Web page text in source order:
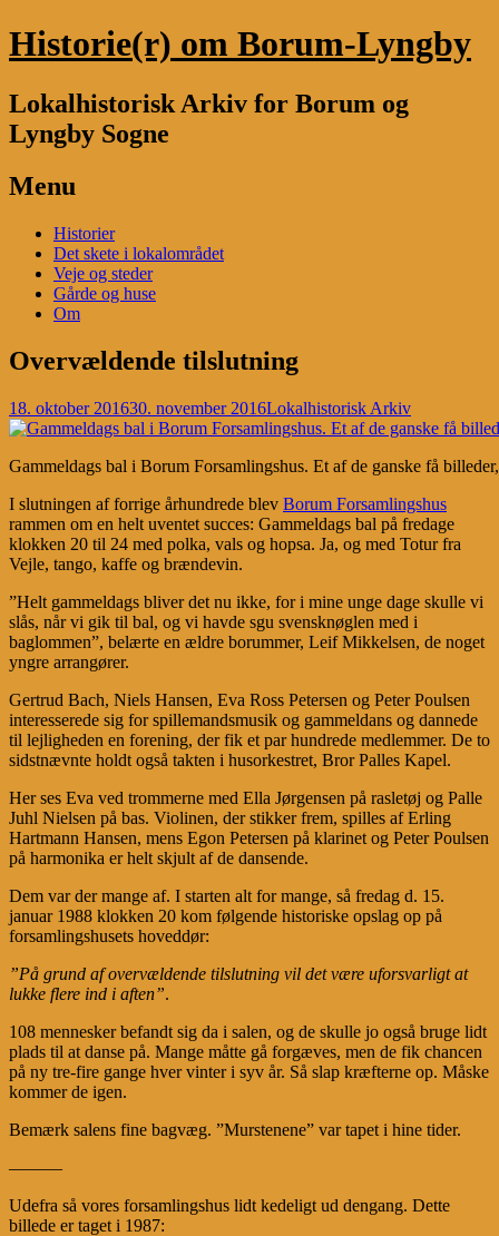
Historie(r) om Borum-Lyngby
Lokalhistorisk Arkiv for Borum og
Lyngby Sogne
Menu
Skip
content
Historier
Det skete i lokalområdet
Veje og steder
Gårde og huse
Om
Overvældende tilslutning
18. oktober 201630. november 2016Lokalhistorisk Arkiv
Gammeldags bal i Borum Forsamlingshus. Et af de ganske få
I slutningen af forrige århundrede blev Borum Forsamlingshus
rammen om en helt uventet succes: Gammeldags bal på fredage
klokken 20 til 24 med polka, vals og hopsa. Ja, og med Totur fra
Vejle, tango, kaffe og brændevin.
”Helt gammeldags bliver det nu ikke, for i mine unge dage skulle vi
slås, når vi gik til bal, og vi havde sgu svensknøglen med i
baglommen”, belærte en ældre borummer, Leif Mikkelsen, de noget
yngre arrangører.
Gertrud Bach, Niels Hansen, Eva Ross Petersen og Peter Poulsen
interesserede sig for spillemandsmusik og gammeldans og dannede
til lejligheden en forening, der fik et par hundrede medlemmer. De to
sidstnævnte holdt også takten i husorkestret, Bror Palles Kapel.
Her ses Eva ved trommerne med Ella Jørgensen på rasletøj og Palle
Juhl Nielsen på bas. Violinen, der stikker frem, spilles af Erling
Hartmann Hansen, mens Egon Petersen på klarinet og Peter Poulsen
på harmonika er helt skjult af de dansende.
Dem var der mange af. I starten alt for mange, så fredag d. 15.
januar 1988 klokken 20 kom følgende historiske opslag op på
forsamlingshusets hoveddør:
”På grund af overvældende tilslutning vil det være uforsvarligt at
lukke flere ind i aften”.
108 mennesker befandt sig da i salen, og de skulle jo også bruge lidt
plads til at danse på. Mange måtte gå forgæves, men de fik chancen
på ny tre-fire gange hver vinter i syv år. Så slap kræfterne op. Måske
kommer de igen.
Bemærk salens fine bagvæg. ”Murstenene” var tapet i hine tider.
———
Udefra så vores forsamlingshus lidt kedeligt ud dengang. Dette
billede er taget i 1987: